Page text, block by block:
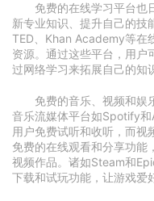
免费的在线学习平台也
新专业知识、提升自己的技
TED、Khan Academy等在
资源。通过这些平台，用户
过网络学习来拓展自己的知
免费的音乐、视频和娱
音乐流媒体平台如Spotify
用户免费试听和收听，而视
免费的在线观看和分享功能
视频作品。诸如Steam和
下载和试玩功能，让游戏爱